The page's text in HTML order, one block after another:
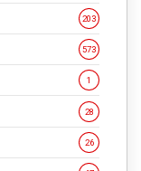
203
573
1
28
26